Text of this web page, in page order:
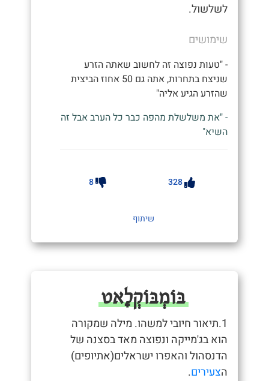
לשלשול.
שימושים
- "טעות נפוצה זה לחשוב שאתה הזרע
שניצח בתחרות, אתה גם 50 אחוז הביצית
שהזרע הגיע אליה"
- "את משלשלת מהפה כבר כל הערב אבל זה
השיא"
328
8
שיתוף
בּוֹמְבּוֹקְלָאט
1.תיאור חיובי למשהו. מילה שמקורה
הוא בג'מייקה ונפוצה מאד בסצנה של
הדנסהול והאפרו ישראלים(אתיופים)
הצעירים.